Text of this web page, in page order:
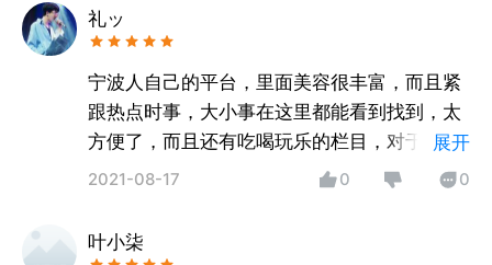
礼ッ
宁波人自己的平台，里面美容很丰富，而且紧
跟热点时事，大小事在这里都能看到找到，太
方便了，而且还有吃喝玩乐的栏目，对于本地
人来说，太好了
展开
2021-08-17 0 0
叶小柒